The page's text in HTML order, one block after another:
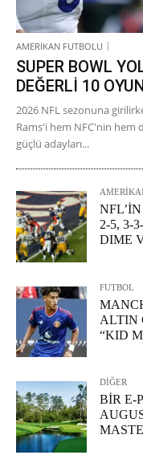
AMERİKAN FUTBOLU
SUPER BOWL
DEĞERLİ 10
2026 NFL sezonuna
Rams'i hem NFC'nin hem
güçlü adayları...
2-5, 3-
DIME
FUTBOL
ALTIN
“KID
DİĞER
BİR E-